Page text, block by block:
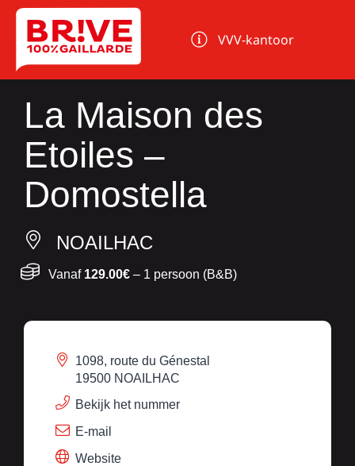
Cookies beheer paneel
VVV-kantoor
La Maison des
Etoiles –
Domostella
NOAILHAC
Vanaf 129.00€ – 1 persoon (B&B)
1098, route du Génestal
19500 NOAILHAC
Bekijk het nummer
E-mail
Website